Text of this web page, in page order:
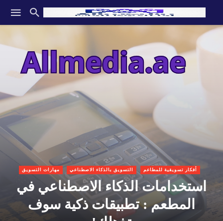
أفكار تسويقية للمطاعم التسويق بالذكاء الاصطناعي مهارات التسويق
استخدامات الذكاء الاصطناعي في
المطعم : تطبيقات ذكية سوف